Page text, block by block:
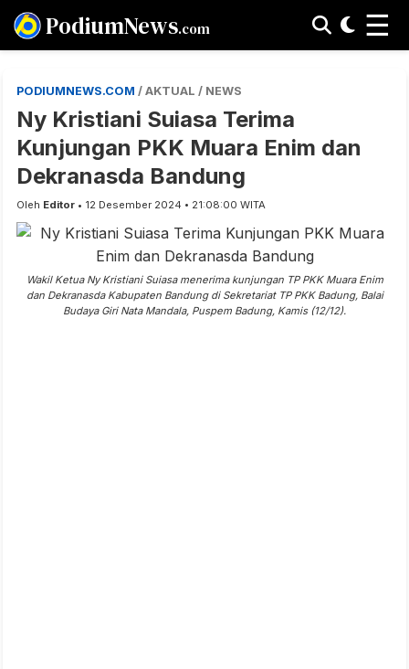
PodiumNews.com ☰
PODIUMNEWS.COM / AKTUAL / NEWS
Ny Kristiani Suiasa Terima
Kunjungan PKK Muara Enim dan
Dekranasda Bandung
Oleh Editor • 12 Desember 2024 • 21:08:00 WITA
Wakil Ketua Ny Kristiani Suiasa menerima kunjungan TP PKK Muara Enim
dan Dekranasda Kabupaten Bandung di Sekretariat TP PKK Badung, Balai
Budaya Giri Nata Mandala, Puspem Badung, Kamis (12/12).